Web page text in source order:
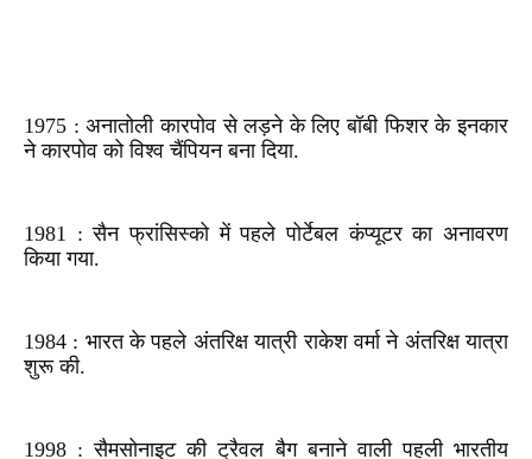
1975 : अनातोली कारपोव से लड़ने के लिए बॉबी फिशर के इनकार
ने कारपोव को विश्व चैंपियन बना दिया.
1981 : सैन फ्रांसिस्को में पहले पोर्टेबल कंप्यूटर का अनावरण
किया गया.
1984 : भारत के पहले अंतरिक्ष यात्री राकेश वर्मा ने अंतरिक्ष यात्रा
शुरू की.
1998 : सैमसोनाइट की ट्रैवल बैग बनाने वाली पहली भारतीय